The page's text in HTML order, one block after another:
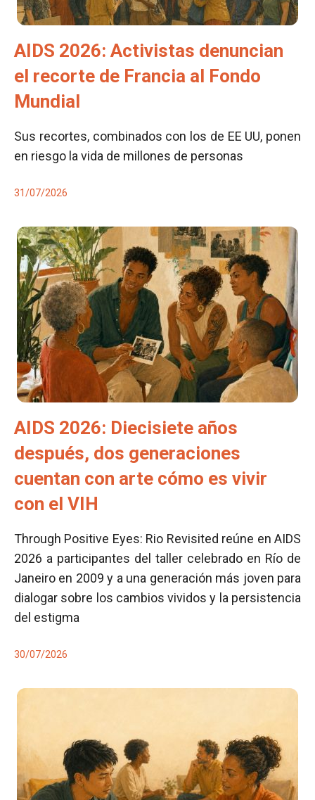
AIDS 2026: Activistas denuncian
el recorte de Francia al Fondo
Mundial
Sus recortes, combinados con los de EE UU, ponen
en riesgo la vida de millones de personas
31/07/2026
AIDS 2026: Diecisiete años
después, dos generaciones
cuentan con arte cómo es vivir
con el VIH
Through Positive Eyes: Rio Revisited reúne en AIDS
2026 a participantes del taller celebrado en Río de
Janeiro en 2009 y a una generación más joven para
dialogar sobre los cambios vividos y la persistencia
del estigma
30/07/2026